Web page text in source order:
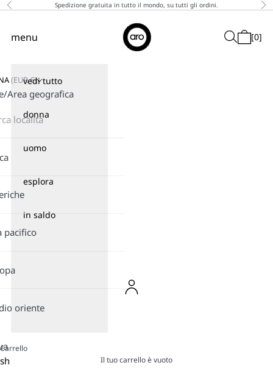
↵Skip to content
↵Skip to menu
↵Skip to footer
↵Open Accessibility Widget
Vai al contenuto
Precedente Spedizione gratuita in tutto il mondo, su tutti gli ordini.
Aro
Menù
menu Cerca
Carrello
[0]
vedi tutto
donna
uomo
esplora
in saldo
(EUR€)
Area geografica
pacifico
oriente
Carrello
Il tuo carrello è vuoto